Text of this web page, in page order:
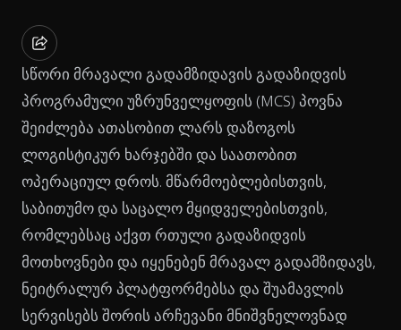
სწორი მრავალი გადამზიდავის გადაზიდვის
პროგრამული უზრუნველყოფის (MCS) პოვნა
შეიძლება ათასობით ლარს დაზოგოს
ლოგისტიკურ ხარჯებში და საათობით
ოპერაციულ დროს. მწარმოებლებისთვის,
საბითუმო და საცალო მყიდველებისთვის,
რომლებსაც აქვთ რთული გადაზიდვის
მოთხოვნები და იყენებენ მრავალ გადამზიდავს,
ნეიტრალურ პლატფორმებსა და შუამავლის
სერვისებს შორის არჩევანი მნიშვნელოვნად